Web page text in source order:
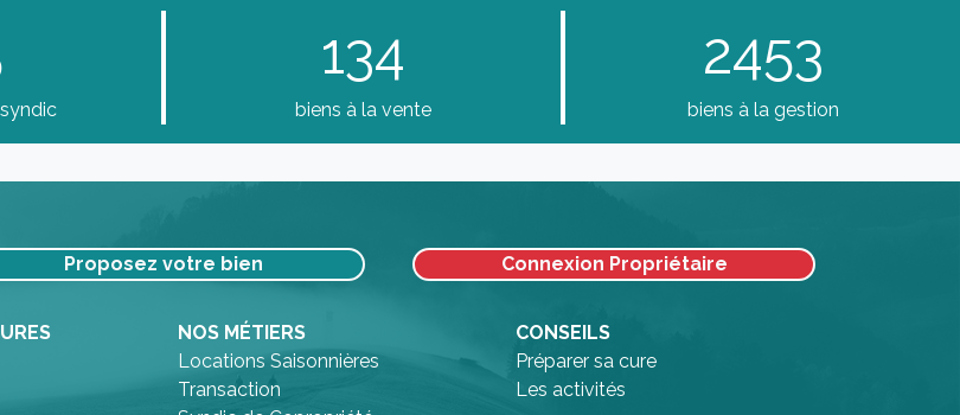
134
biens à la vente
2453
biens à la gestion
Proposez votre bien Connexion Propriétaire
NOS MÉTIERS
Locations Saisonnières
Transaction
CONSEILS
Préparer sa cure
Les activités